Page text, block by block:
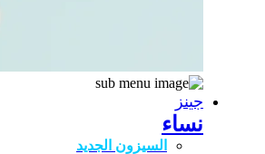
جينز
نساء
السيزون الجديد